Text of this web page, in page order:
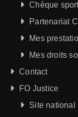
Chèque
Partenariat
Mes
Mes droits
Contact
FO Justice
Site national